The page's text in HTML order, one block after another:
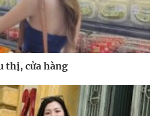
thị, cửa hàng